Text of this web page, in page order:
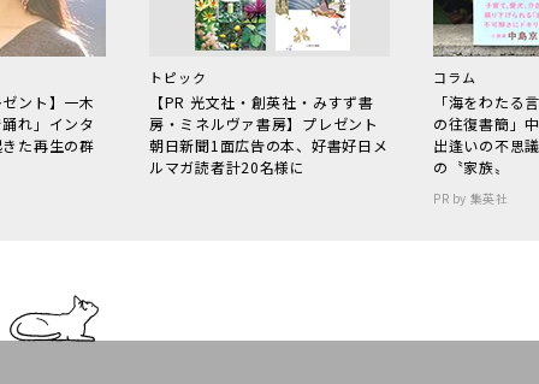
ント】一木
れ」インタ
た再生の群
トピック
【PR 光文社・創英社・みすず書
房・ミネルヴァ書房】プレゼント
朝日新聞1面広告の本、好書好日メ
ルマガ読者計20名様に
コラム
「海をわた
の往復書簡」
出逢いの不思
の〝家族〟
PR by 集英社